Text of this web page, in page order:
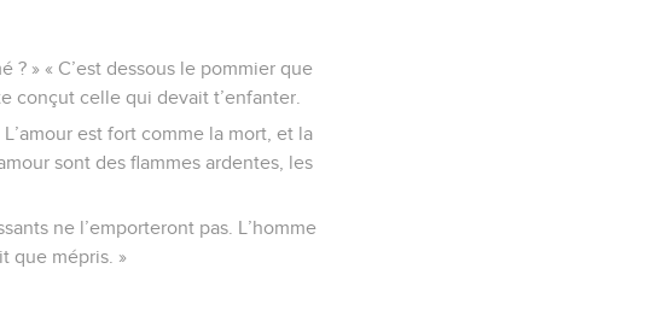
? » « C’est dessous le pommier que
conçut celle qui devait t’enfanter.
est fort comme la mort, et la
sont des flammes ardentes, les
ne l’emporteront pas. L’homme
que mépris. »